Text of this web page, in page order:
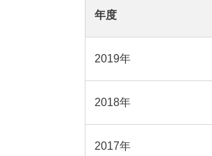
年度
2019年
2018年
2017年